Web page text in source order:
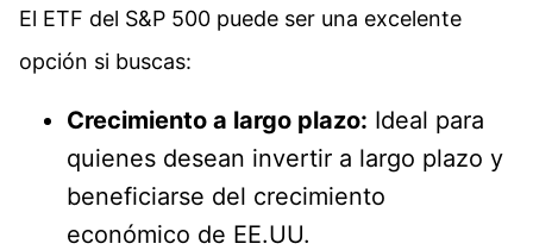
El ETF del S&P 500 puede ser una excelente
opción si buscas:
Crecimiento a largo plazo: Ideal para
quienes desean invertir a largo plazo y
beneficiarse del crecimiento
económico de EE.UU.